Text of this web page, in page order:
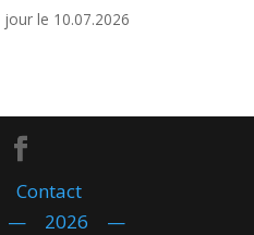
le 10.07.2026
Contact
— 2026 —